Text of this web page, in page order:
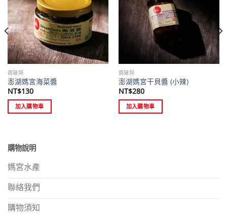
醬罐類
澎湖媽宮海菜醬
NT$130
加入購物車
醬罐類
澎湖媽宮干貝醬 (小辣)
NT$280
加入購物車
購物說明
媽宮水產
聯絡我們
購物須知